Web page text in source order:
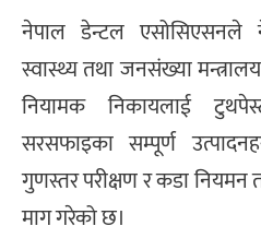
नेपाल डेन्टल एसोसिएसनले
स्वास्थ्य तथा जनसंख्या
नियामक निकायलाई
सरसफाइका सम्पूर्ण
गुणस्तर परीक्षण र कडा नियमन
माग गरेको छ।